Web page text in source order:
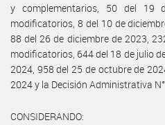
y complementarios, 50 del 19
modificatorios, 8 del 10 de
88 del 26 de diciembre de 2023,
modificatorios, 644 del 18 de julio
2024, 958 del 25 de octubre de
2024 y la Decisión Administrativa
CONSIDERANDO: